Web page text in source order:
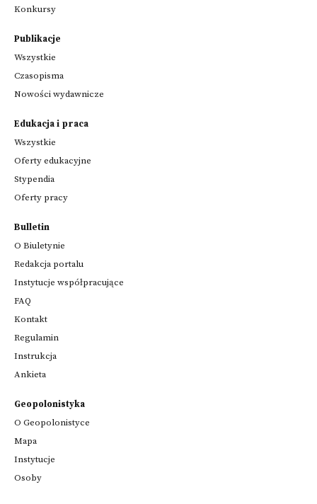
Konkursy
Publikacje
Wszystkie
Czasopisma
Nowości wydawnicze
Edukacja i praca
Wszystkie
Oferty edukacyjne
Stypendia
Oferty pracy
Bulletin
O Biuletynie
Redakcja portalu
Instytucje współpracujące
FAQ
Kontakt
Regulamin
Instrukcja
Ankieta
Geopolonistyka
O Geopolonistyce
Mapa
Instytucje
Osoby